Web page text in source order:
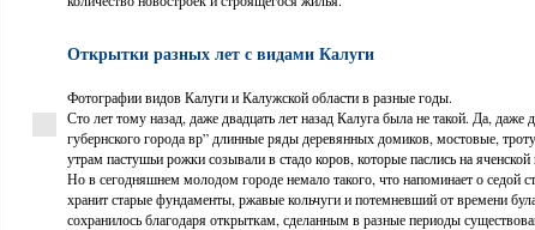
Открытки разных лет с видами Калуги
Фотографии видов Калуги и Калужской области в разные годы.
Сто лет тому назад, даже двадцать лет назад Калуга была не такой. Да, даже
губернского города вр” длинные ряды деревянных домиков, мостовые,
утрам пастушьи рожки созывали в стадо коров, которые паслись на
Но в сегодняшнем молодом городе немало такого, что напоминает о седой
хранит старые фундаменты, ржавые кольчуги и потемневший от времени
сохранилось благодаря открыткам, сделанным в разные периоды